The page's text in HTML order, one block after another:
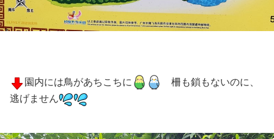
園内には鳥があちこちに
柵も鎖もないのに、
逃げません